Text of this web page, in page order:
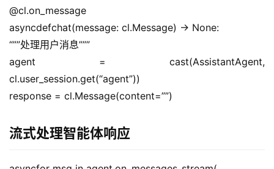
@cl.on_message
asyncdefchat(message: cl.Message) -> None:
“””处理用户消息”””
agent = cast(AssistantAgent,
cl.user_session.get(“agent”))
response = cl.Message(content=””)
流式处理智能体响应